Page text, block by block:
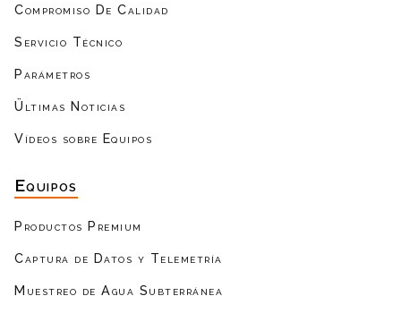
Compromiso De Calidad
Servicio Técnico
Parámetros
Ültimas Noticias
Vídeos sobre Equipos
Equipos
Productos Premium
Captura de Datos y Telemetría
Muestreo de Agua Subterránea